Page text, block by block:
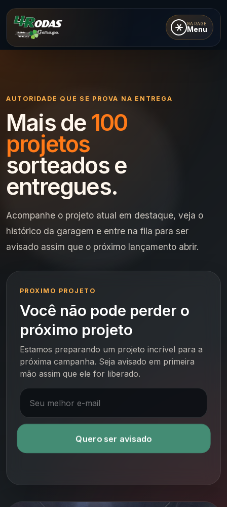
GARAGE
Menu
AUTORIDADE QUE SE PROVA NA ENTREGA
Mais de 100
projetos
sorteados e
entregues.
Acompanhe o projeto atual em destaque, veja o
histórico da garagem e entre na fila para ser
avisado assim que o próximo lançamento abrir.
PROXIMO PROJETO
Você não pode perder o
próximo projeto
Estamos preparando um projeto incrível para a
próxima campanha. Seja avisado em primeira
mão assim que ele for liberado.
Quero ser avisado